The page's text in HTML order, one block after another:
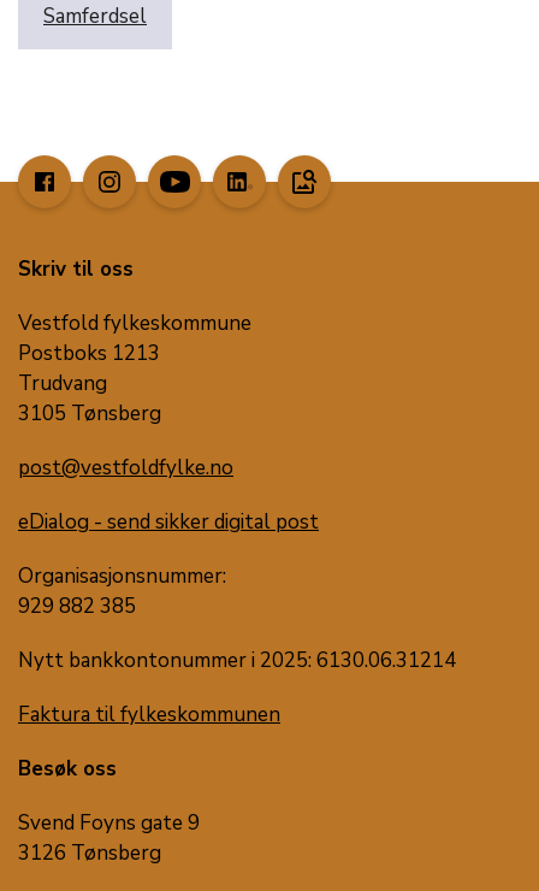
Samferdsel
image_search
Skriv til oss
Vestfold fylkeskommune
Postboks 1213
Trudvang
3105 Tønsberg
post@vestfoldfylke.no
eDialog - send sikker digital post
Organisasjonsnummer:
929 882 385
Nytt bankkontonummer i 2025: 6130.06.31214
Faktura til fylkeskommunen
Besøk oss
Svend Foyns gate 9
3126 Tønsberg